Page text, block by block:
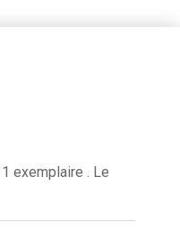
exemplaire . Le